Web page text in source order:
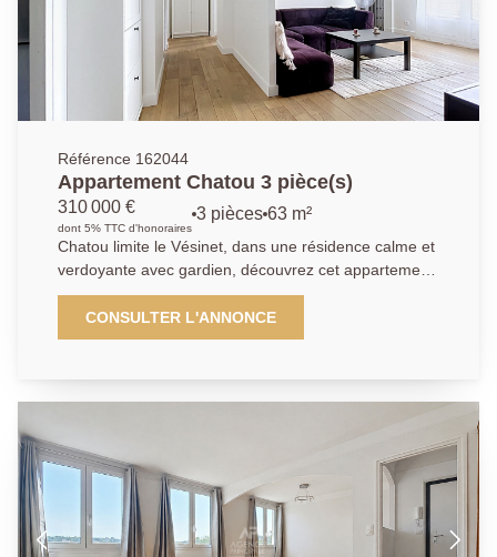
d'une famille. Le bien bénéficie également d'un sous-
sol total de 87,88 m² en rez-de-jardin, offrant de
nombreuses possibilités : garage, atelier, espace de
stockage, salle de sport, salle de jeux ou
aménagement selon vos projets. Et une dépendance
dans le jardin.
Référence 162044
Appartement Chatou 3 pièce(s)
310 000 €
dont 5% TTC d'honoraires
3 pièces 63 m²
Chatou limite le Vésinet, dans une résidence calme et
verdoyante avec gardien, découvrez cet appartement
en parfait état, traversant, très lumineux et sans
aucun vis- à -vis, situé à 13 minutes à pied du RER du
Vésinet Centre. Il comprend une entrée, une cuisine
parking visiteur est également disponible dans la
résidence. Les travaux de ravalement et de toiture-
terrasse avec isolation extérieure ont été réalisés en
2023.
CONSULTER L'ANNONCE